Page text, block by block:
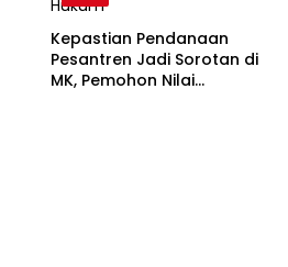
Kepastian Pendanaan
Pesantren Jadi Sorotan di
MK, Pemohon Nilai